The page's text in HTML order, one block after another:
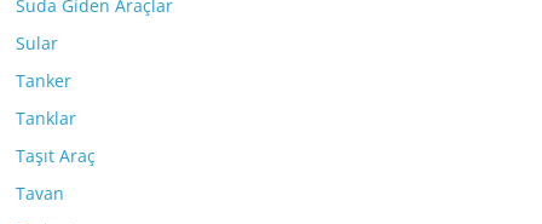
Suda Giden Araçlar
Sular
Tanker
Tanklar
Taşıt Araç
Tavan